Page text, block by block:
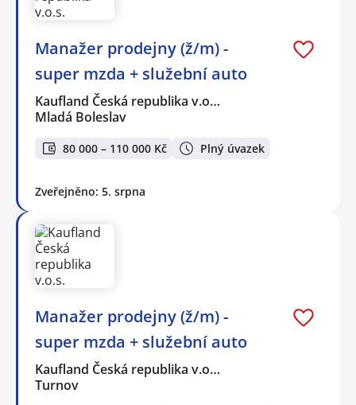
Manažer prodejny (ž/m) -
super mzda + služební auto
Kaufland Česká republika v.o…
Mladá Boleslav
80 000 – 110 000 Kč Plný úvazek
Zveřejněno: 5. srpna
Manažer prodejny (ž/m) -
super mzda + služební auto
Kaufland Česká republika v.o…
Turnov